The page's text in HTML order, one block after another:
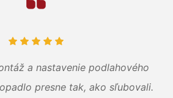
a nastavenie podlahového
presne tak, ako sľubovali.